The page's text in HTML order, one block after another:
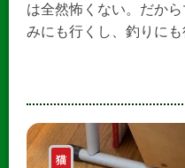
は全然怖くない。だか
みにも行くし、釣りに
猫